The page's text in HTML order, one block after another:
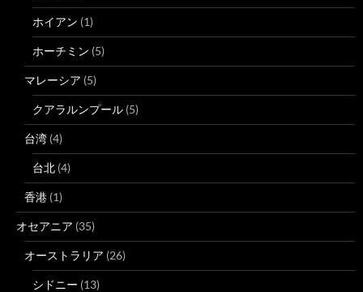
ホイアン (1)
ホーチミン (5)
マレーシア (5)
クアラルンプール (5)
台湾 (4)
台北 (4)
香港 (1)
オセアニア (35)
オーストラリア (26)
シドニー (13)